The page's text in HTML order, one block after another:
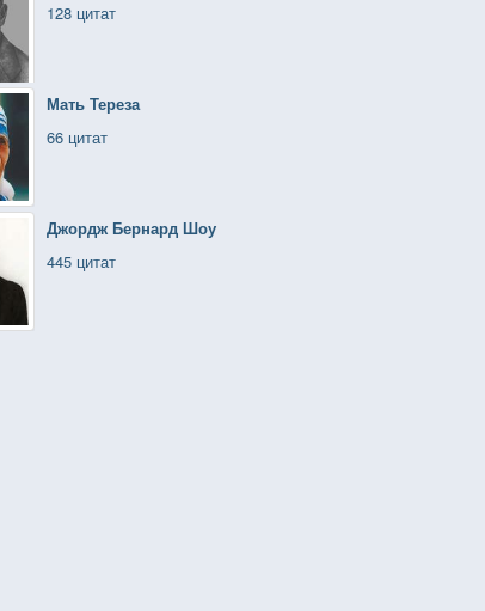
128 цитат
Мать Тереза
66 цитат
Джордж Бернард Шоу
445 цитат